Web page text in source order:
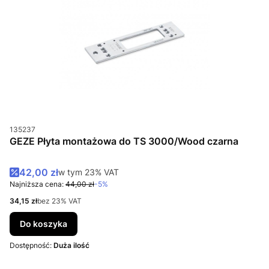
Kod produktu
135237
GEZE Płyta montażowa do TS 3000/Wood czarna
Cena promocyjna brutto
42,00 złw tym %s VAT
w tym 23% VAT
Najniższa cena: 44,00 zł-5%
Cena netto
34,15 złbez 23% VAT
Do koszyka
Dostępność: Duża ilość